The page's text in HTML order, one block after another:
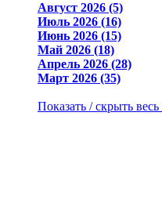
Август 2026 (5)
Июль 2026 (16)
Июнь 2026 (15)
Май 2026 (18)
Апрель 2026 (28)
Март 2026 (35)
Показать / скрыть весь